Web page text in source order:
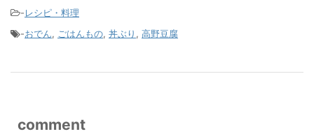
-レシピ・料理
-おでん, ごはんもの, 丼ぶり , 高野豆腐
comment